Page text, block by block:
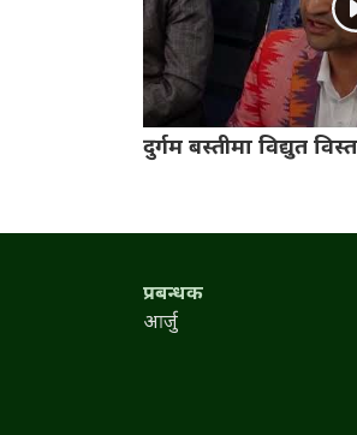
दुर्गम बस्तीमा विद्युत
प्रबन्धक
आर्जु